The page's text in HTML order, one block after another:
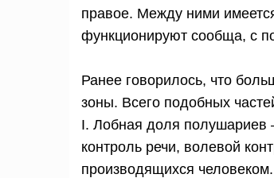
правое. Между ними
функционируют сообща, с
Ранее говорилось, что
зоны. Всего подобных
I. Лобная доля полушариев
контроль речи, волевой
производящихся человеком.